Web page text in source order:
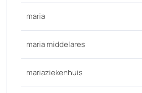
maria
maria middelares
mariaziekenhuis